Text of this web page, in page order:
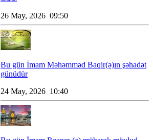
26 May, 2026 09:50
Bu gün İmam Məhəmməd Baqir(ə)ın şəhadət
günüdür
24 May, 2026 10:40